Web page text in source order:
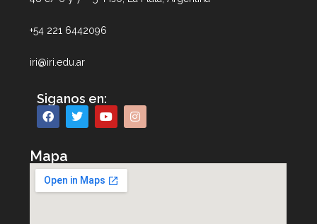
+54 221 6442096
iri@iri.edu.ar
Siganos en:
Mapa